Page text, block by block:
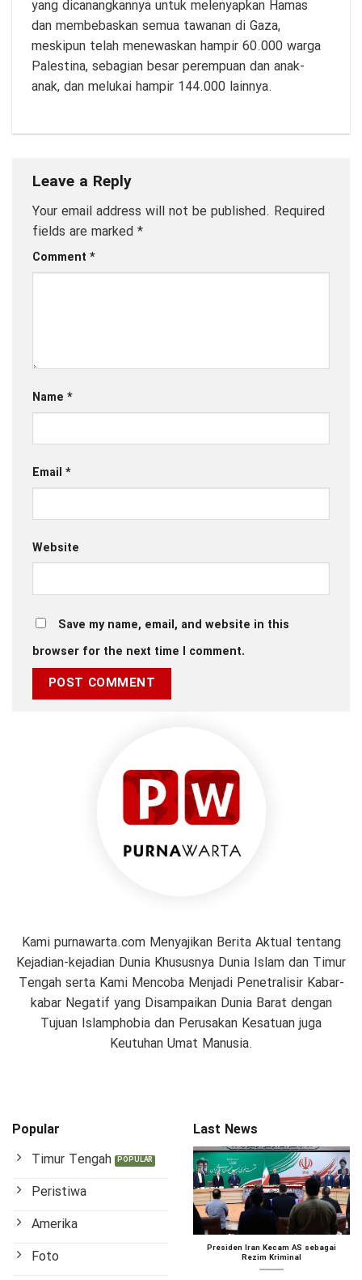
yang dicanangkannya untuk melenyapkan Hamas
dan membebaskan semua tawanan di Gaza,
meskipun telah menewaskan hampir 60.000 warga
Palestina, sebagian besar perempuan dan anak-
anak, dan melukai hampir 144.000 lainnya.
Leave a Reply
Your email address will not be published. Required
fields are marked *
Comment *
Name *
Email *
Website
Save my name, email, and website in this
browser for the next time I comment.
Kami purnawarta.com Menyajikan Berita Aktual tentang
Kejadian-kejadian Dunia Khususnya Dunia Islam dan Timur
Tengah serta Kami Mencoba Menjadi Penetralisir Kabar-
kabar Negatif yang Disampaikan Dunia Barat dengan
Tujuan Islamphobia dan Perusakan Kesatuan juga
Keutuhan Umat Manusia.
Popular
Timur Tengah
Peristiwa
Amerika
Foto
Last News
Presiden Iran Kecam AS sebagai
Rezim Kriminal